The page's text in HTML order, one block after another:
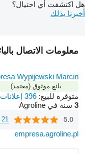
هل اكتشفت أي احتيال؟
أخبرنا بذلك
معلومات الاتصال
Wypijewski Marcin
بائع موثوق (معتمد)
متوفرة للبيع: 396 إعلانات
3 سنة في Agroline
5.0 21 مراجعات
empresa.agroline.pl